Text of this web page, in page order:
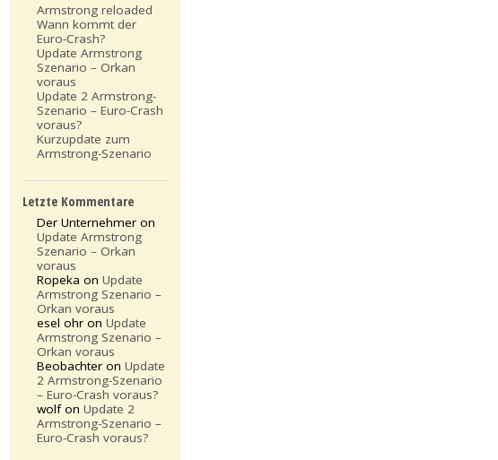
Armstrong reloaded
Wann kommt der
Euro-Crash?
Update Armstrong
Szenario – Orkan
voraus
Update 2 Armstrong-
Szenario – Euro-Crash
voraus?
Kurzupdate zum
Armstrong-Szenario
Letzte Kommentare
Der Unternehmer on
Update Armstrong
Szenario – Orkan
voraus
Ropeka onUpdate
Armstrong Szenario –
Orkan voraus
esel ohr onUpdate
Armstrong Szenario –
Orkan voraus
Beobachter onUpdate
2 Armstrong-Szenario
– Euro-Crash voraus?
wolf onUpdate 2
Armstrong-Szenario –
Euro-Crash voraus?